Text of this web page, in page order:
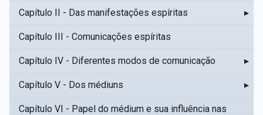
Capítulo II - Das manifestações espíritas ▸
Capítulo III - Comunicações espíritas
Capítulo IV - Diferentes modos de comunicação ▸
Capítulo V - Dos médiuns ▸
Capítulo VI - Papel do médium e sua influência nas